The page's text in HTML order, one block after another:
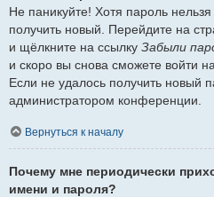
Не паникуйте! Хотя пароль
получить новый. Перейдите на
и щёлкните на ссылку Забыли
и скоро вы снова сможете войти
Если не удалось получить новый
администратором конференции.
Вернуться к началу
Почему мне периодически
имени и пароля?